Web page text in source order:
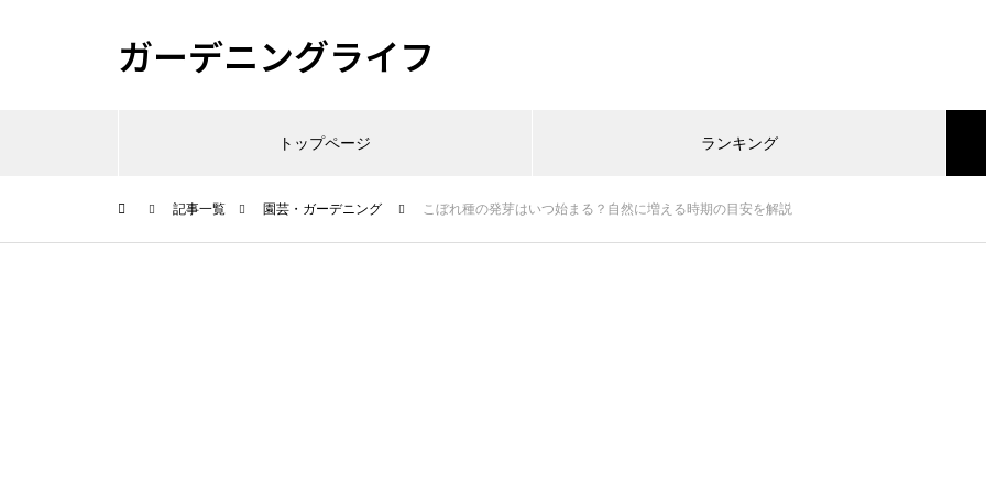
ガーデニングライフ
トップページ ランキング
記事一覧 園芸・ガーデニング こぼれ種の発芽はいつ始まる？自然に増える時期の目安を解説